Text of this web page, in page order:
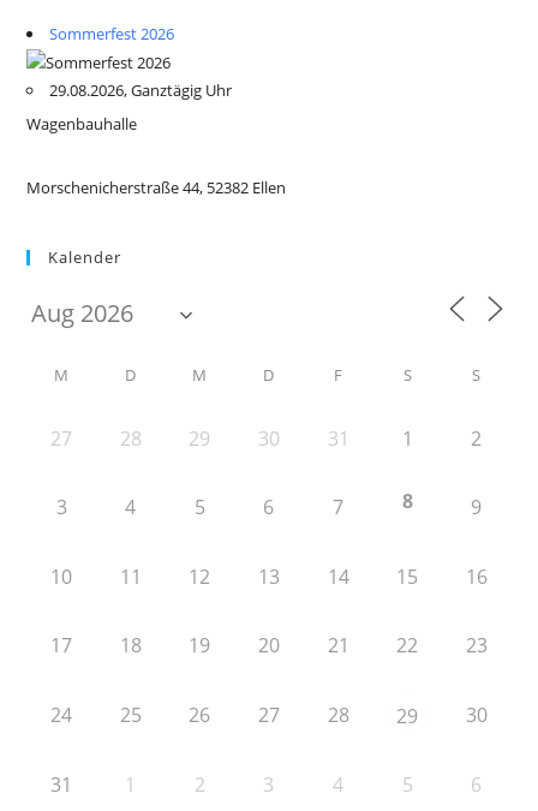
Sommerfest 2026
29.08.2026, Ganztägig Uhr
Wagenbauhalle
Morschenicherstraße 44, 52382 Ellen
Kalender
M D M D F S S
27 28 29 30 31 1 2
3 4 5 6 7 8 9
10 11 12 13 14 15 16
17 18 19 20 21 22 23
24 25 26 27 28 29 30
31 1 2 3 4 5 6